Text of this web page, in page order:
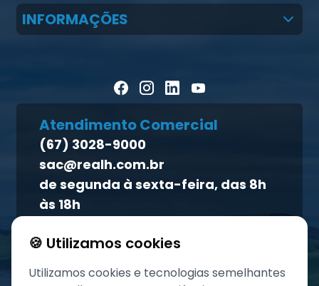
LGPD
Direito dos titulares
Política de qualidade
Atendimento ao titular
Canal de ética
Real H Nutrição Animal
CMR Saúde
INFORMAÇÕES
Blog Pecuária Forte
Homeopet
Atendimento Comercial
(67) 3028-9000
sac@realh.com.br
de segunda à sexta-feira, das 8h
às 18h
🍪 Utilizamos cookies
Utilizamos cookies e tecnologias semelhantes